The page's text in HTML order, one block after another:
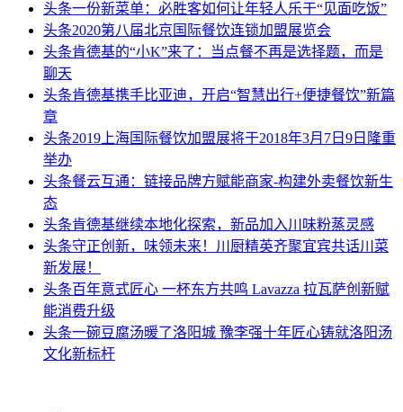
头条一份新菜单：必胜客如何让年轻人乐于“见面吃饭”
头条2020第八届北京国际餐饮连锁加盟展览会
头条肯德基的“小K”来了：当点餐不再是选择题，而是
聊天
头条肯德基携手比亚迪，开启“智慧出行+便捷餐饮”新篇
章
头条2019上海国际餐饮加盟展将于2018年3月7日9日隆重
举办
头条餐云互通：链接品牌方赋能商家-构建外卖餐饮新生
态
头条肯德基继续本地化探索，新品加入川味粉蒸灵感
头条守正创新，味领未来！川厨精英齐聚宜宾共话川菜
新发展！
头条百年意式匠心 一杯东方共鸣 Lavazza 拉瓦萨创新赋
能消费升级
头条一碗豆腐汤暖了洛阳城 豫李强十年匠心铸就洛阳汤
文化新标杆